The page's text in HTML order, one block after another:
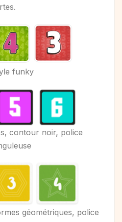
funky
contour noir, police
géométriques, police